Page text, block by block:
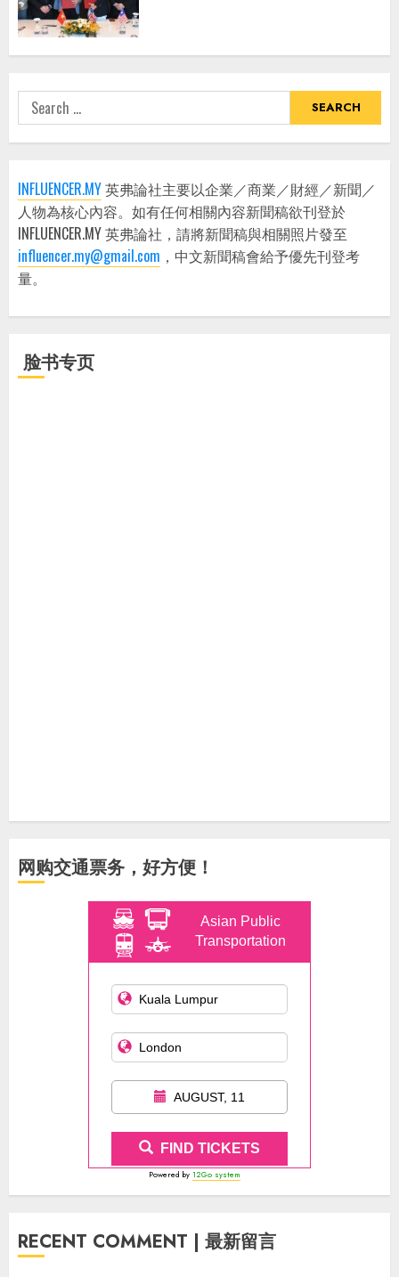
Search
for:
INFLUENCER.MY英弗論社主要以企業／商業／財經／新聞／
人物為核心內容。如有任何相關內容新聞稿欲刊登於
INFLUENCER.MY 英弗論社，請將新聞稿與相關照片發至
influencer.my@gmail.com ，中文新聞稿會給予優先刊登考
量。
脸书专页
网购交通票务，好方便！
Asian Public
Transportation
AUGUST, 11
FIND TICKETS
Powered by 12Go system
RECENT COMMENT | 最新留言